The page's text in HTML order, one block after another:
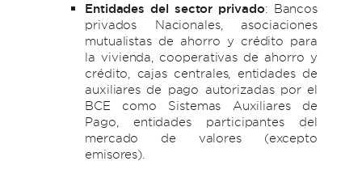
Entidades del sector privado: Bancos
privados Nacionales, asociaciones
mutualistas de ahorro y crédito para
la vivienda, cooperativas de ahorro y
crédito, cajas centrales, entidades de
auxiliares de pago autorizadas por el
BCE como Sistemas Auxiliares de
Pago, entidades participantes del
mercado de valores (excepto
emisores).